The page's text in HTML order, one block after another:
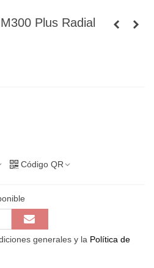
Plus Radial
Código QR
generales y la Política de